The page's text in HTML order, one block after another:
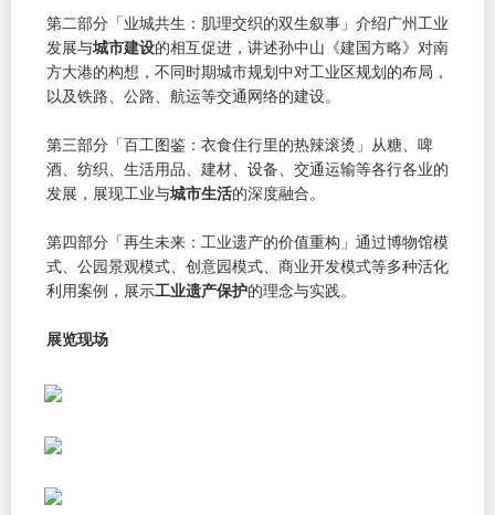
第二部分「业城共生：肌理交织的双生叙事」介绍广州工业
发展与城市建设的相互促进，讲述孙中山《建国方略》对南
方大港的构想，不同时期城市规划中对工业区规划的布局，
以及铁路、公路、航运等交通网络的建设。
第三部分「百工图鉴：衣食住行里的热辣滚烫」从糖、啤
酒、纺织、生活用品、建材、设备、交通运输等各行各业的
发展，展现工业与城市生活的深度融合。
第四部分「再生未来：工业遗产的价值重构」通过博物馆模
式、公园景观模式、创意园模式、商业开发模式等多种活化
利用案例，展示工业遗产保护的理念与实践。
展览现场